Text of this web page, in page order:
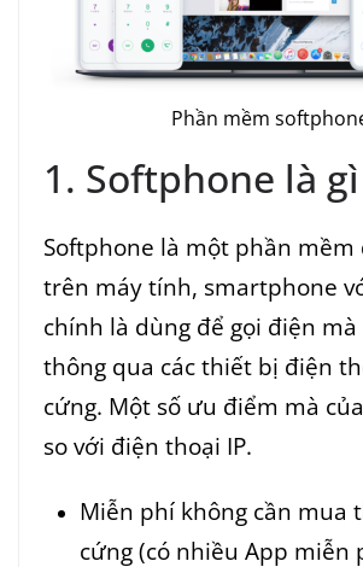
Phần mềm
1. Softphone là
Softphone là một phần mềm
trên máy tính, smartphone
chính là dùng để gọi điện mà
thông qua các thiết bị điện
cứng. Một số ưu điểm mà
so với điện thoại IP.
Miễn phí không cần mua
cứng (có nhiều App miễn